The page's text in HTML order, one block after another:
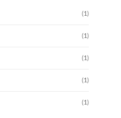
(1)
(1)
(1)
(1)
(1)